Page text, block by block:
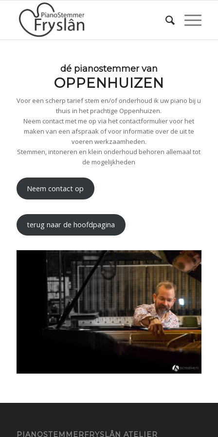
dé pianostemmer van
OPPENHUIZEN
Voor een scherp tarief stem en/of onderhoud ik uw piano bij u
thuis in het prachtige Oppenhuizen.
Neem contact met me op via het contactformulier voor het
maken van een afspraak of voor informatie over de uit te
voeren werkzaamheden.
Stemmen, intoneren en klein onderhoud behoren allemaal tot
de mogelijkheden
Neem contact op
terug naar de hoofdpagina
PIANOSTEMMERFRYSLÂN ATELIER